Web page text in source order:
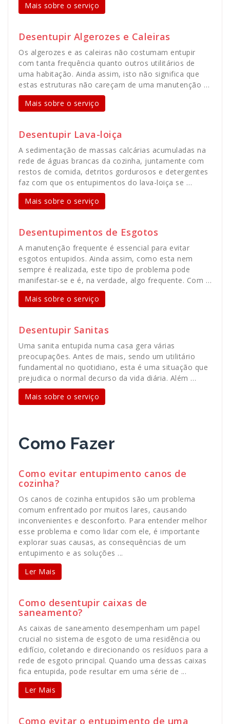
Mais sobre o serviço
Desentupir Algerozes e Caleiras
Os algerozes e as caleiras não costumam entupir
com tanta frequência quanto outros utilitários de
uma habitação. Ainda assim, isto não significa que
estas estruturas não careçam de uma manutenção …
Mais sobre o serviço
Desentupir Lava-loiça
A sedimentação de massas calcárias acumuladas na
rede de águas brancas da cozinha, juntamente com
restos de comida, detritos gordurosos e detergentes
faz com que os entupimentos do lava-loiça se …
Mais sobre o serviço
Desentupimentos de Esgotos
A manutenção frequente é essencial para evitar
esgotos entupidos. Ainda assim, como esta nem
sempre é realizada, este tipo de problema pode
manifestar-se e é, na verdade, algo frequente. Com …
Mais sobre o serviço
Desentupir Sanitas
Uma sanita entupida numa casa gera várias
preocupações. Antes de mais, sendo um utilitário
fundamental no quotidiano, esta é uma situação que
prejudica o normal decurso da vida diária. Além …
Mais sobre o serviço
Como Fazer
Como evitar entupimento canos de
cozinha?
Os canos de cozinha entupidos são um problema
comum enfrentado por muitos lares, causando
inconvenientes e desconforto. Para entender melhor
esse problema e como lidar com ele, é importante
explorar suas causas, as consequências de um
entupimento e as soluções ...
Ler Mais
Como desentupir caixas de
saneamento?
As caixas de saneamento desempenham um papel
crucial no sistema de esgoto de uma residência ou
edifício, coletando e direcionando os resíduos para a
rede de esgoto principal. Quando uma dessas caixas
fica entupida, pode resultar em uma série de ...
Ler Mais
Como evitar o entupimento de uma